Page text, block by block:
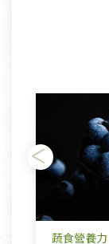
蔬食營養力